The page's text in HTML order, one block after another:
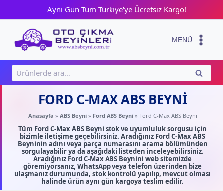
content
Aynı Gün Tüm Türkiye'ye Ücretsiz Kargo!
MENÜ
Ara:
ARA
FORD C-MAX ABS BEYNI
Anasayfa » ABS Beyni» Ford ABS Beyni» Ford C-Max ABS Beyni
Tüm Ford C-Max ABS Beyni stok ve uyumluluk sorgusu için
bizimle iletişime geçebilirsiniz. Aradığınız Ford C-Max ABS
Beyninin adını veya parça numarasını arama bölümünden
sorgulayabilir ya da aşağıdaki listeden inceleyebilirsiniz.
Aradığınız Ford C-Max ABS Beynini web sitemizde
göremiyorsanız, WhatsApp veya telefon üzerinden bize
ulaşmanız durumunda, stok kontrolü yapılıp, mevcut olması
halinde ürün aynı gün kargoya teslim edilir.